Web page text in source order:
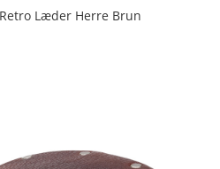
Læder Herre Brun